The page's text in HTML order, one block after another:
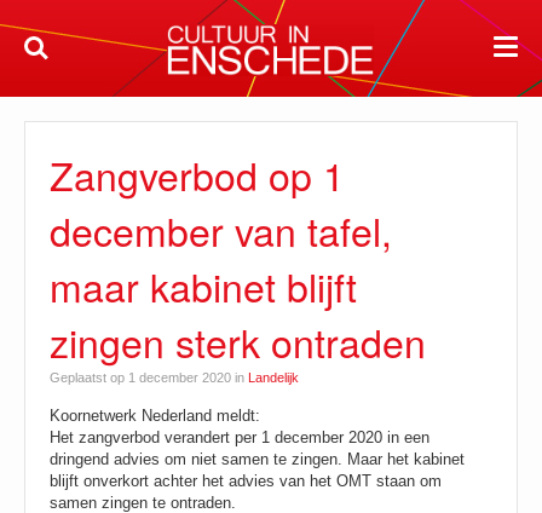
Zangverbod op 1
december van tafel,
maar kabinet blijft
zingen sterk ontraden
Geplaatst op 1 december 2020 in Landelijk
Koornetwerk Nederland meldt:
Het zangverbod verandert per 1 december 2020 in een
dringend advies om niet samen te zingen. Maar het kabinet
blijft onverkort achter het advies van het OMT staan om
samen zingen te ontraden.